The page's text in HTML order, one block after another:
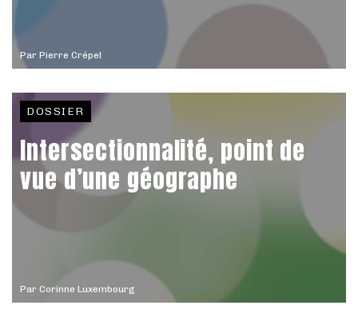
Par Pierre Crépel
Par Corinne Luxembourg
DOSSIER
Intersectionnalité, point de
vue d’une géographe